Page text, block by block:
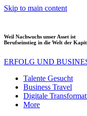
Skip to main content
Weil Nachwuchs unser Asset ist
Berufseinstieg in die Welt der
ERFOLG UND
Talente Gesucht
Business Travel
Digitale
More